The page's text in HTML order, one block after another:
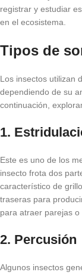
registrar y estudiar
en el ecosistema.
Tipos de
Los insectos utilizan
dependiendo de su
continuación,
1.
Este es uno de los
insecto frota dos
característico de
traseras para
para atraer parejas
2. Percusión
Algunos insectos